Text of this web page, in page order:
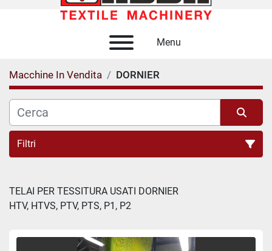
Menu
Macchine In Vendita DORNIER
Filtri
Ordina per
TELAI PER TESSITURA USATI DORNIER
HTV, HTVS, PTV, PTS, P1, P2